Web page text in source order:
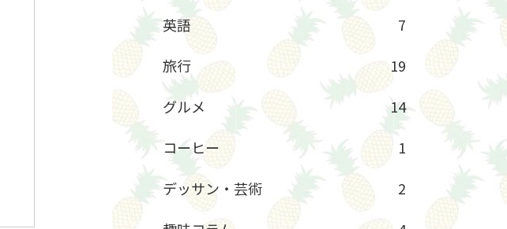
英語
7
旅行
19
グルメ
14
コーヒー
1
デッサン・芸術
2